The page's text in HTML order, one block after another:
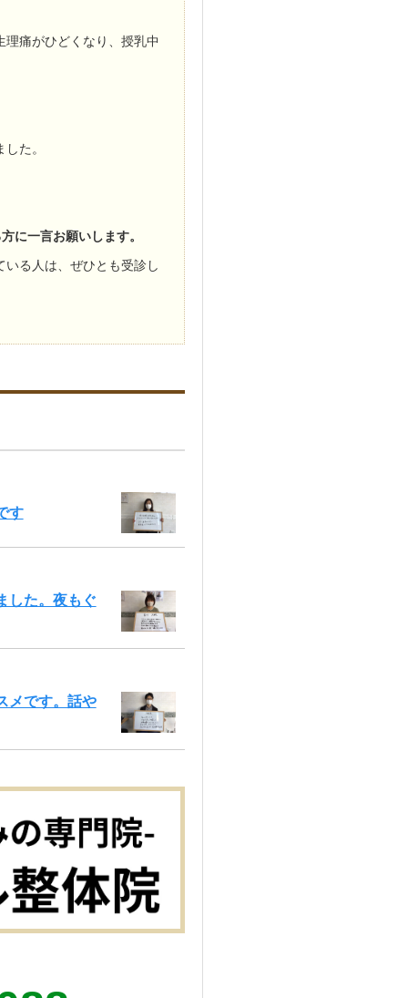
痛がひどくなり、授乳中
た。
に一言お願いします。
る人は、ぜひとも受診し
す
した。夜もぐ
メです。話や